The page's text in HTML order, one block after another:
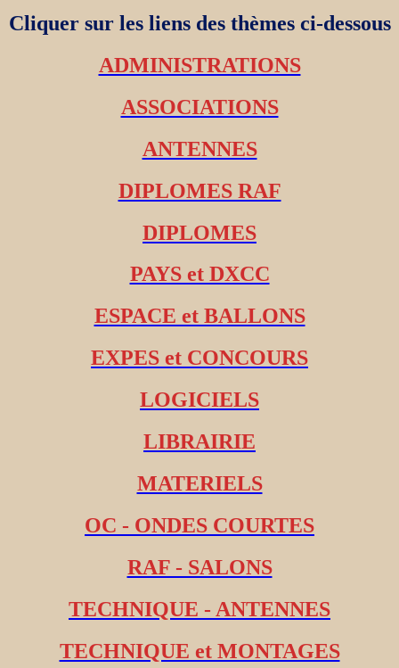
Cliquer sur les liens des thèmes ci-dessous
ADMINISTRATIONS
ASSOCIATIONS
ANTENNES
DIPLOMES RAF
DIPLOMES
PAYS et DXCC
ESPACE et BALLONS
EXPES et CONCOURS
LOGICIELS
LIBRAIRIE
MATERIELS
OC - ONDES COURTES
RAF - SALONS
TECHNIQUE - ANTENNES
TECHNIQUE et MONTAGES